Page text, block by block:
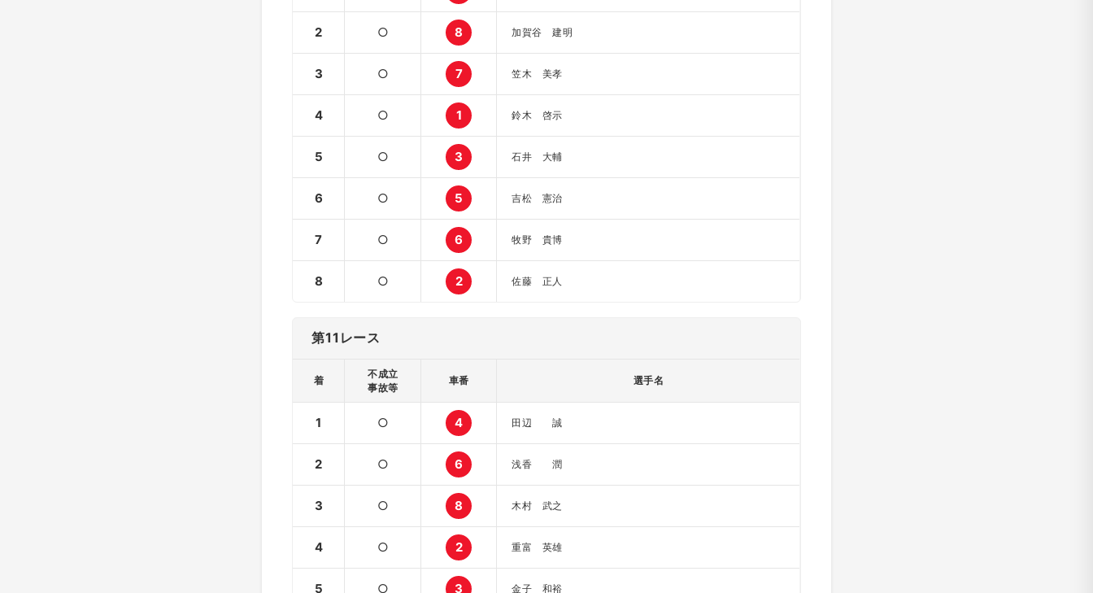
2 ○ 8 加賀谷 建明
3 ○ 7 笠木 美孝
4 ○ 1 鈴木 啓示
5 ○ 3 石井 大輔
6 ○ 5 吉松 憲治
7 ○ 6 牧野 貴博
8 ○ 2 佐藤 正人
第11レース
着
不成立
事故等
車番 選手名
1 ○ 4 田辺 誠
2 ○ 6 浅香 潤
3 ○ 8 木村 武之
4 ○ 2 重富 英雄
5 ○ 3 金子 和裕